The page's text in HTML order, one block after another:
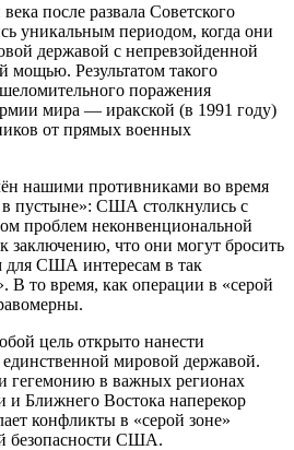
после развала Советского
уникальным периодом, когда они
державой с непревзойденной
мощью. Результатом такого
поражения
мира — иракской (в 1991 году)
от прямых военных
нашими противниками во время
в пустыне»: США столкнулись с
проблем неконвенциональной
заключению, что они могут бросить
США интересам в так
В то время, как операции в «серой
цель открыто нанести
мировой державой.
гегемонию в важных регионах
Ближнего Востока наперекор
конфликты в «серой зоне»
безопасности США.